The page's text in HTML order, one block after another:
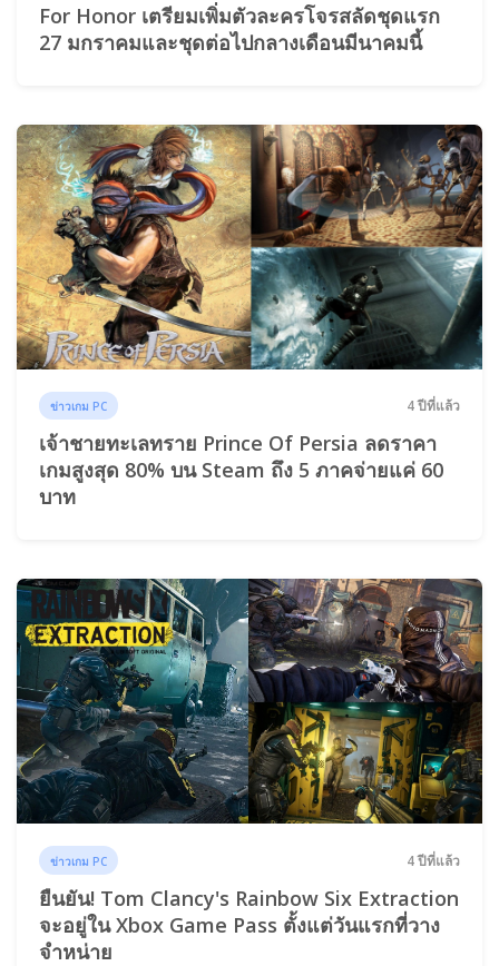
For Honor เตรียมเพิ่มตัวละครโจรสลัดชุดแรก
27 มกราคมและชุดต่อไปกลางเดือนมีนาคมนี้
ข่าวเกม PC 4 ปีที่แล้ว
เจ้าชายทะเลทราย Prince Of Persia ลดราคา
เกมสูงสุด 80% บน Steam ถึง 5 ภาคจ่ายแค่ 60
บาท
ข่าวเกม PC 4 ปีที่แล้ว
ยืนยัน! Tom Clancy's Rainbow Six Extraction
จะอยู่ใน Xbox Game Pass ตั้งแต่วันแรกที่วาง
จำหน่าย